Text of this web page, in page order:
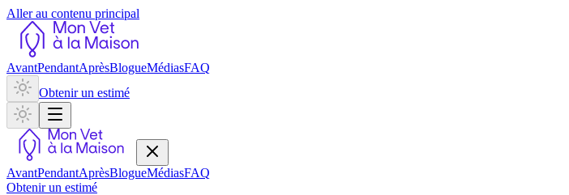
Aller au contenu principal
AvantPendantAprèsBlogueMédiasFAQ
Obtenir un estimé
AvantPendantAprèsBlogueMédiasFAQ
Obtenir un estimé